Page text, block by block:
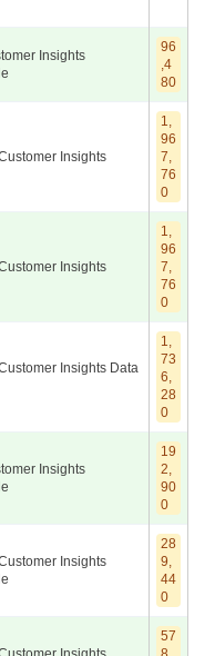
Insights
96
,4
80
Insights
1,
96
7,
76
0
Insights
1,
96
7,
76
0
Insights Data
1,
73
6,
28
0
Insights
19
2,
90
0
Insights
28
9,
44
0
57